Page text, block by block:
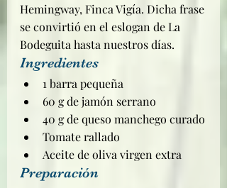
Hemingway, Finca Vigía. Dicha frase
se convirtió en el eslogan de La
Bodeguita hasta nuestros días.
Ingredientes
1 barra pequeña
60 g de jamón serrano
40 g de queso manchego curado
Tomate rallado
Aceite de oliva virgen extra
Preparación